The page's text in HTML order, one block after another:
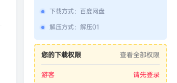
下载方式： 百度网盘
解压方式： 解压01
您的下载权限 查看全部权限
游客 请先登录